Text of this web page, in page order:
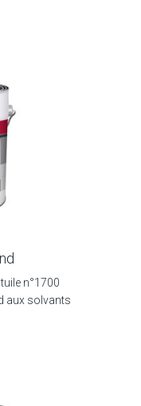
n°1700
aux solvants